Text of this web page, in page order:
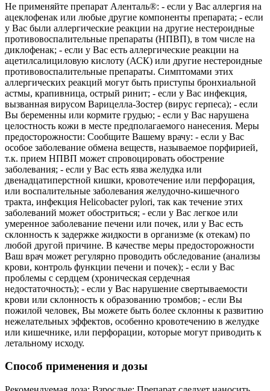
Не применяйте препарат Аленталь®: - если у Вас аллергия на
ацеклофенак или любые другие компоненты препарата; - если
у Вас были аллергические реакции на другие нестероидные
противовоспалительные препараты (НПВП), в том числе на
диклофенак; - если у Вас есть аллергические реакции на
ацетилсалициловую кислоту (АСК) или другие нестероидные
противовоспалительные препараты. Симптомами этих
аллергических реакций могут быть приступы бронхиальной
астмы, крапивница, острый ринит; - если у Вас инфекция,
вызванная вирусом Варицелла-Зостер (вирус герпеса); - если
Вы беременны или кормите грудью; - если у Вас нарушена
целостность кожи в месте предполагаемого нанесения. Меры
предосторожности: Сообщите Вашему врачу: - если у Вас
особое заболевание обмена веществ, называемое порфирией,
т.к. прием НПВП может спровоцировать обострение
заболевания; - если у Вас есть язва желудка или
двенадцатиперстной кишки, кровотечение или перфорация,
или воспалительные заболевания желудочно-кишечного
тракта, инфекция Helicobacter pylori, так как течение этих
заболеваний может обостриться; - если у Вас легкое или
умеренное заболевание печени или почек, или у Вас есть
склонность к задержке жидкости в организме (к отекам) по
любой другой причине. В качестве меры предосторожности
Ваш врач может регулярно проводить обследование (анализы
крови, контроль функции печени и почек); - если у Вас
проблемы с сердцем (хроническая сердечная
недостаточность); - если у Вас нарушение свертываемости
крови или склонность к образованию тромбов; - если Вы
пожилой человек, Вы можете быть более склонны к развитию
нежелательных эффектов, особенно кровотечению в желудке
или кишечнике, или перфорации, которые могут приводить к
летальному исходу.
Способ применения и дозы